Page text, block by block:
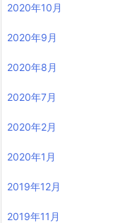
2020年10月
2020年9月
2020年8月
2020年7月
2020年2月
2020年1月
2019年12月
2019年11月